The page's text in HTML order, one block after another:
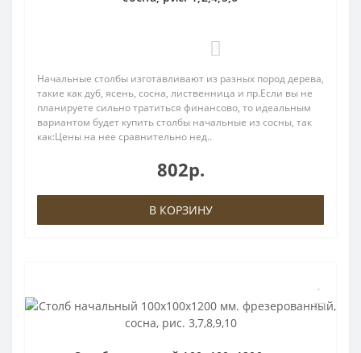
Начальные столбы изготавливают из разных пород дерева,
такие как дуб, ясень, сосна, лиственница и пр.Если вы не
планируете сильно тратиться финансово, то идеальным
вариантом будет купить столбы начальные из сосны, так
как:Цены на нее сравнительно нед..
802р.
В КОРЗИНУ